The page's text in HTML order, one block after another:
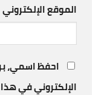
الموقع الإلكتروني
احفظ اسمي،
الإلكتروني في